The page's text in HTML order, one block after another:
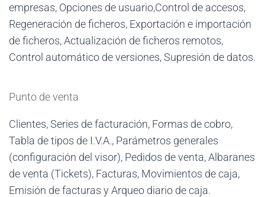
empresas, Opciones de usuario,Control de accesos,
Regeneración de ficheros, Exportación e importación
de ficheros, Actualización de ficheros remotos,
Control automático de versiones, Supresión de datos.
Punto de venta
Clientes, Series de facturación, Formas de cobro,
Tabla de tipos de I.V.A., Parámetros generales
(configuración del visor), Pedidos de venta, Albaranes
de venta (Tickets), Facturas, Movimientos de caja,
Emisión de facturas y Arqueo diario de caja.